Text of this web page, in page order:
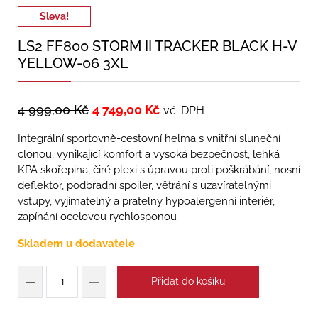
Sleva!
LS2 FF800 STORM II TRACKER BLACK H-V
YELLOW-06 3XL
4 999,00Kč 4 749,00 Kč vč. DPH
Integrální sportovně-cestovní helma s vnitřní sluneční
clonou, vynikající komfort a vysoká bezpečnost, lehká
KPA skořepina, čiré plexi s úpravou proti poškrábání, nosní
deflektor, podbradní spoiler, větrání s uzavíratelnými
vstupy, vyjímatelný a pratelný hypoalergenní interiér,
zapínání ocelovou rychlosponou
Skladem u dodavatele
Přidat do košíku